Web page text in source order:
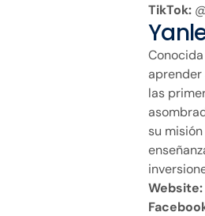
TikTok:
aprender
las
su
Website: